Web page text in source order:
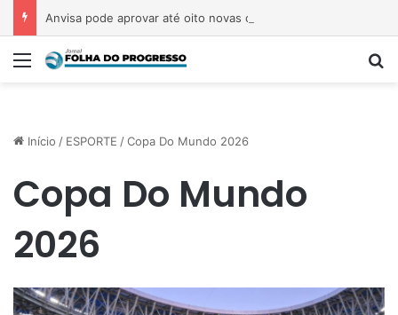
Menu
Início / ESPORTE /Copa Do Mundo 2026
Copa Do Mundo
2026